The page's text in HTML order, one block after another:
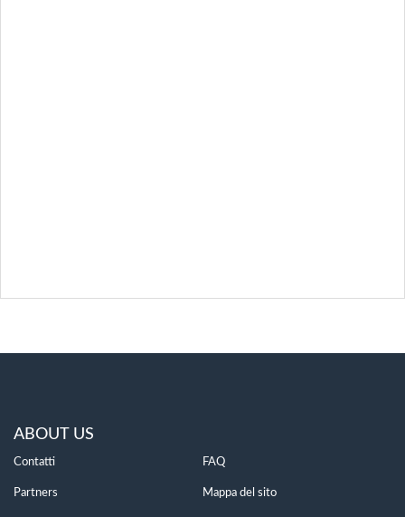
ABOUT US
Contatti FAQ
Partners Mappa del sito